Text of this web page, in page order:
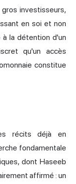
investisseurs,
en soi et non
la détention d'un
qu'un accès
constitue
récits déjà en
fondamentale
dont Haseeb
affirmé : un